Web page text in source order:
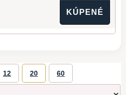
KÚPENÉ
12 20 60